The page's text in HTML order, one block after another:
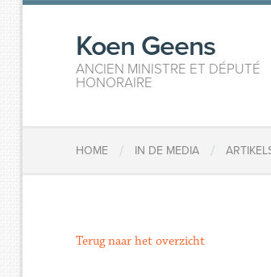
Koen Geens
ANCIEN MINISTRE ET DÉPUTÉ
HONORAIRE
HOME / IN DE MEDIA /
Terug naar het overzicht